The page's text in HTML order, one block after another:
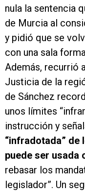
nula la sentencia
de Murcia al
y pidió que se
con una sala
Además, recurrió
Justicia de la
de Sánchez
unos límites
instrucción y
“infradotada” de
puede ser usada
rebasar los
legislador”. Un